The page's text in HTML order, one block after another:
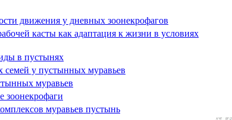
движения у дневных зоонекрофагов
касты как адаптация к жизни в условиях
в пустынях
семей у пустынных муравьев
муравьев
зоонекрофаги
муравьев пустынь